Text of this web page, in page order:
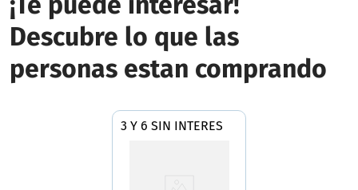
Descubre lo que las
personas estan comprando
3 Y 6 SIN INTERES